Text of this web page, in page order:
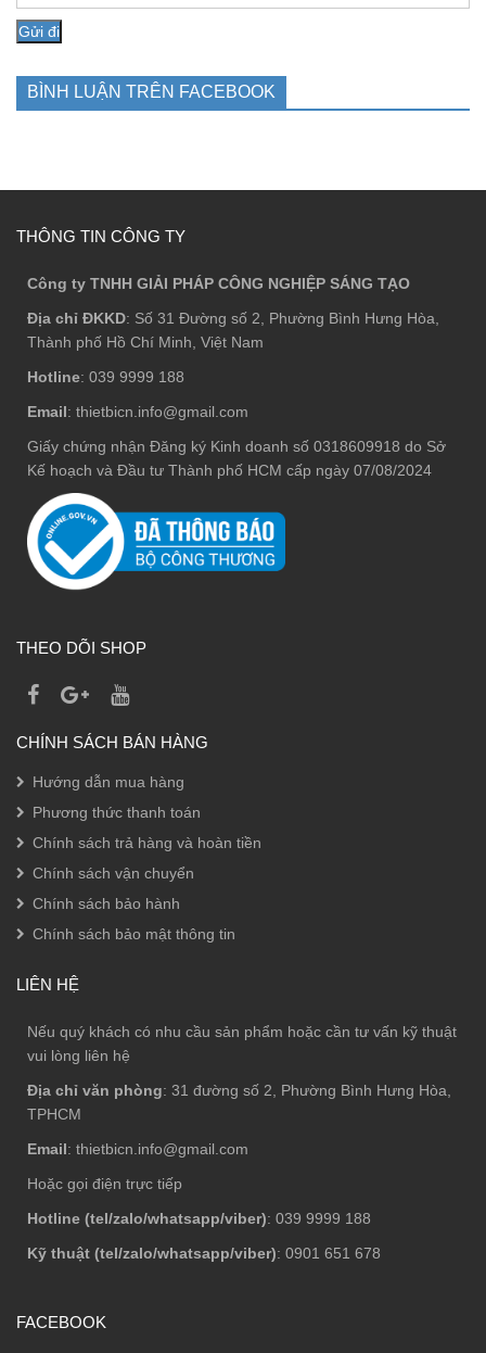
BÌNH LUẬN TRÊN FACEBOOK
THÔNG TIN CÔNG TY
Công ty TNHH GIẢI PHÁP CÔNG NGHIỆP SÁNG TẠO
Địa chỉ ĐKKD: Số 31 Đường số 2, Phường Bình Hưng Hòa,
Thành phố Hồ Chí Minh, Việt Nam
Hotline: 039 9999 188
Email: thietbicn.info@gmail.com
Giấy chứng nhận Đăng ký Kinh doanh số 0318609918 do Sở
Kế hoạch và Đầu tư Thành phố HCM cấp ngày 07/08/2024
THEO DÕI SHOP
CHÍNH SÁCH BÁN HÀNG
Hướng dẫn mua hàng
Phương thức thanh toán
Chính sách trả hàng và hoàn tiền
Chính sách vận chuyển
Chính sách bảo hành
Chính sách bảo mật thông tin
LIÊN HỆ
Nếu quý khách có nhu cầu sản phẩm hoặc cần tư vấn kỹ thuật
vui lòng liên hệ
Địa chỉ văn phòng: 31 đường số 2, Phường Bình Hưng Hòa,
TPHCM
Email: thietbicn.info@gmail.com
Hoặc gọi điện trực tiếp
Hotline (tel/zalo/whatsapp/viber): 039 9999 188
Kỹ thuật (tel/zalo/whatsapp/viber): 0901 651 678
FACEBOOK